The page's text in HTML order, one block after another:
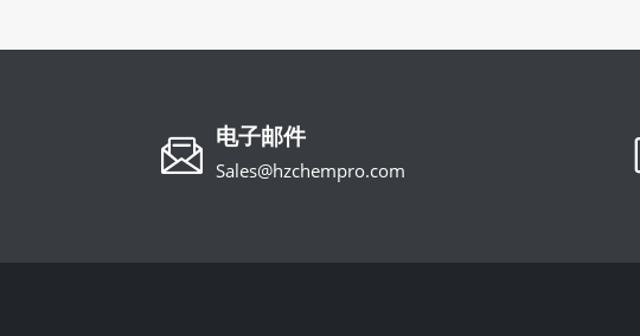
电子邮件
Sales@hzchempro.com